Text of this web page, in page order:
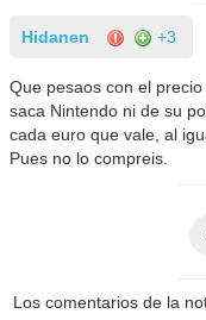
Hidanen +3
Que pesaos con el
saca Nintendo ni de su
cada euro que vale, al
Pues no lo compreis.
Los comentarios de la